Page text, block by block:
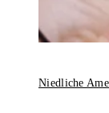
Niedliche